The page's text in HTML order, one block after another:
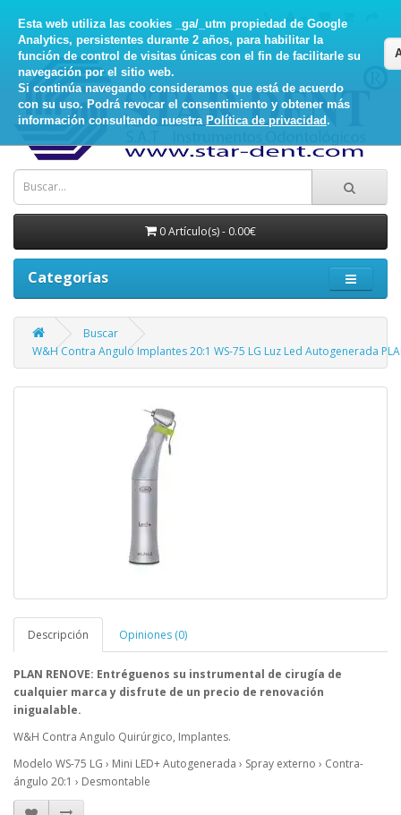
Esta web utiliza las cookies _ga/_utm propiedad de Google
Analytics, persistentes durante 2 años, para habilitar la
función de control de visitas únicas con el fin de facilitarle su
navegación por el sitio web.
Si continúa navegando consideramos que está de acuerdo
con su uso. Podrá revocar el consentimiento y obtener más
información consultando nuestra Política de privacidad.
0 Artículo(s) - 0.00€
Categorías
Buscar
W&H Contra Angulo Implantes 20:1 WS-75 LG Luz Led Autogenerada
Descripción Opiniones (0)
PLAN RENOVE: Entréguenos su instrumental de cirugía de
cualquier marca y disfrute de un precio de renovación
inigualable.
W&H Contra Angulo Quirúrgico, Implantes.
Modelo WS-75 LG › Mini LED+ Autogenerada › Spray externo › Contra-
ángulo 20:1 › Desmontable